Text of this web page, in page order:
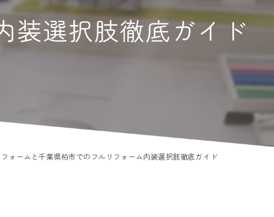
リノベーション
水回り
装選択肢徹底ガイド
ォームと千葉県柏市でのフルリフォーム内装選択肢徹底ガイド